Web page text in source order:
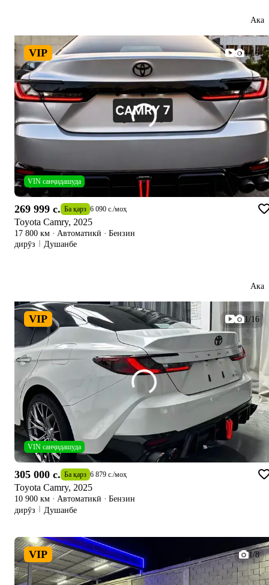
Ака
VIP 1/15
VIN санҷидашуда
269 999 c. Ба қарз 6 090 c. /моҳ
Toyota Camry, 2025
17 800 км · Автоматикӣ · Бензин
дирӯз
Душанбе
Ака
VIP 1/16
VIN санҷидашуда
305 000 c. Ба қарз 6 879 c./моҳ
Toyota Camry, 2025
10 900 км · Автоматикӣ · Бензин
дирӯз
Душанбе
VIP 1/8